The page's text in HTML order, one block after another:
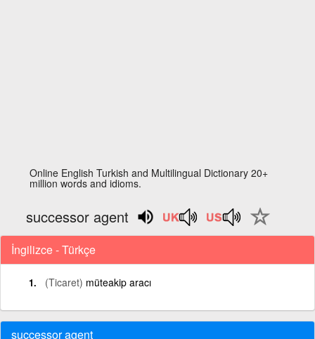
Online English Turkish and Multilingual Dictionary 20+
million words and idioms.
successor agent
İngilizce - Türkçe
(Ticaret) müteakip aracı
successor agent